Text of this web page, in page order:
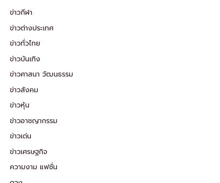
ข่าวกีฬา
ข่าวต่างประเทศ
ข่าวทั่วไทย
ข่าวบันเทิง
ข่าวศาสนา วัฒนธรรม
ข่าวสังคม
ข่าวหุ้น
ข่าวอาชญากรรม
ข่าวเด่น
ข่าวเศรษฐกิจ
ความงาม แฟชั่น